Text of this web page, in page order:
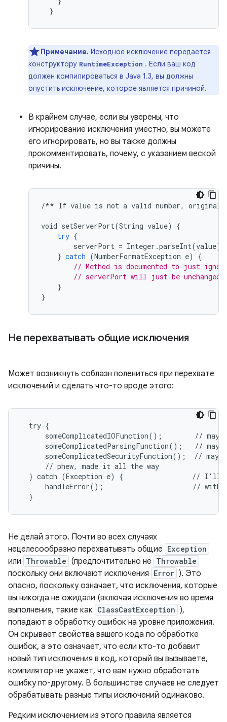
}
Примечание. Исходное исключение передается
конструктору RuntimeException . Если ваш код
должен компилироваться в Java 1.3, вы должны
опустить исключение, которое является причиной.
В крайнем случае, если вы уверены, что
игнорирование исключения уместно, вы можете
его игнорировать, но вы также должны
прокомментировать, почему, с указанием веской
причины.
/** If value is not a valid number, original
void setServerPort(String value)
{
try {
serverPort = Integer .parseInt(value);
} catch (NumberFormatException e)
{
// Method is documented to just
// serverPort will just be unchanged.
}
}
Не перехватывать общие исключения
Может возникнуть соблазн полениться при перехвате
исключений и сделать что-то вроде этого:
  try {
someComplicatedIOFunction();        // may
someComplicatedParsingFunction();   // may
someComplicatedSecurityFunction();  // may
      // phew, made it all the way
} catch (Exception e) {                 // I'll
handleError();                      // with
  }
Не делай этого. Почти во всех случаях
нецелесообразно перехватывать общие Exception
или Throwable (предпочтительно не Throwable
поскольку они включают исключения Error ). Это
опасно, поскольку означает, что исключения, которые
вы никогда не ожидали (включая исключения во время
выполнения, такие как ClassCastException ),
попадают в обработку ошибок на уровне приложения.
Он скрывает свойства вашего кода по обработке
ошибок, а это означает, что если кто-то добавит
новый тип исключения в код, который вы вызываете,
компилятор не укажет, что вам нужно обработать
ошибку по-другому. В большинстве случаев не следует
обрабатывать разные типы исключений одинаково.
Редким исключением из этого правила является